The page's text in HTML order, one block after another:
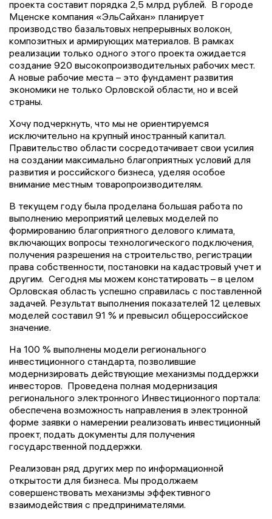
проекта составит порядка 2,5 млрд рублей. В городе
Мценске компания «ЭльСайхан» планирует
производство базальтовых непрерывных волокон,
композитных и армирующих материалов. В рамках
реализации только одного этого проекта ожидается
создание 920 высокопроизводительных рабочих мест.
А новые рабочие места – это фундамент развития
экономики не только Орловской области, но и всей
страны.
Хочу подчеркнуть, что мы не ориентируемся
исключительно на крупный иностранный капитал.
Правительство области сосредотачивает свои усилия
на создании максимально благоприятных условий для
развития и российского бизнеса, уделяя особое
внимание местным товаропроизводителям.
В текущем году была проделана большая работа по
выполнению мероприятий целевых моделей по
формированию благоприятного делового климата,
включающих вопросы технологического подключения,
получения разрешения на строительство, регистрации
права собственности, постановки на кадастровый учет и
другим. Сегодня мы можем констатировать – в целом
Орловская область успешно справилась с поставленной
задачей. Результат выполнения показателей 12 целевых
моделей составил 91 % и превысил общероссийское
значение.
На 100 % выполнены модели регионального
инвестиционного стандарта, позволившие
модернизировать действующие механизмы поддержки
инвесторов. Проведена полная модернизация
регионального электронного Инвестиционного портала:
обеспечена возможность направления в электронной
форме заявки о намерении реализовать инвестиционный
проект, подать документы для получения
государственной поддержки.
Реализован ряд других мер по информационной
открытости для бизнеса. Мы продолжаем
совершенствовать механизмы эффективного
взаимодействия с предпринимателями.